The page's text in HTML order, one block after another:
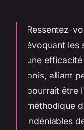
Ressentez-
évoquant les
une efficacité
bois, alliant
pourrait être
méthodique
indéniables